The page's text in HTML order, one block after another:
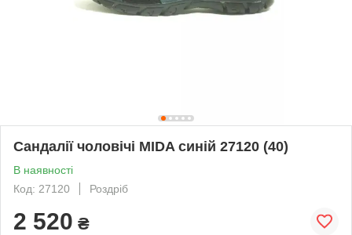
Сандалії чоловічі MIDA синій 27120 (40)
В наявності
Код: 27120
Роздріб
2 520 ₴